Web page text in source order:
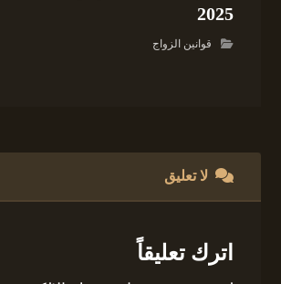
2025
قوانين الزواج
لا تعليق
اترك تعليقاً